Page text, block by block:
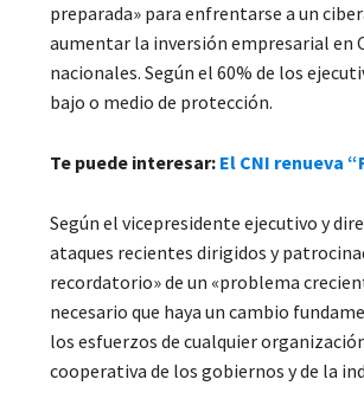
preparada» para enfrentarse a un
aumentar la inversión empresarial en
nacionales. Según el 60% de los
bajo o medio de protección.
Te puede interesar: El CNI renueva
Según el vicepresidente ejecutivo y
ataques recientes dirigidos y
recordatorio» de un «problema
necesario que haya un cambio
los esfuerzos de cualquier
cooperativa de los gobiernos y de la